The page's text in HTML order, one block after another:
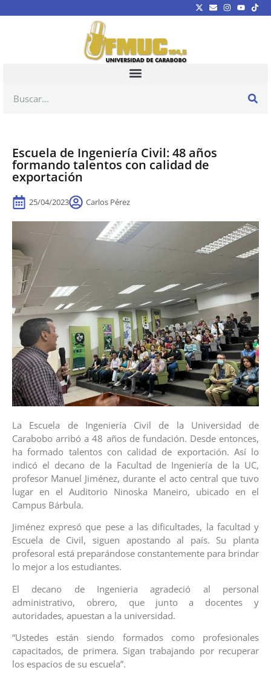
Escuela de Ingeniería Civil: 48 años
formando talentos con calidad de
exportación
25/04/2023 Carlos Pérez
La Escuela de Ingeniería Civil de la Universidad de
Carabobo arribó a 48 años de fundación. Desde entonces,
ha formado talentos con calidad de exportación. Así lo
indicó el decano de la Facultad de Ingeniería de la UC,
profesor Manuel Jiménez, durante el acto central que tuvo
lugar en el Auditorio Ninoska Maneiro, ubicado en el
Campus Bárbula.
Jiménez expresó que pese a las dificultades, la facultad y
Escuela de Civil, siguen apostando al país. Su planta
profesoral está preparándose constantemente para brindar
lo mejor a los estudiantes.
El decano de Ingenieria agradeció al personal
administrativo, obrero, que junto a docentes y
autoridades, apuestan a la universidad.
“Ustedes están siendo formados como profesionales
capacitados, de primera. Sigan trabajando por recuperar
los espacios de su escuela”.